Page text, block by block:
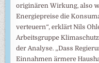
originären Wirkung, also
Energiepreise die
verteuern“, erklärt Nils
Arbeitsgruppe
der Analyse. „Dass
Einnahmen ärmere